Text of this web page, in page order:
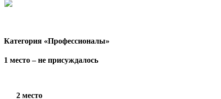
Категория «Профессионалы»
1 место – не присуждалось
2 место